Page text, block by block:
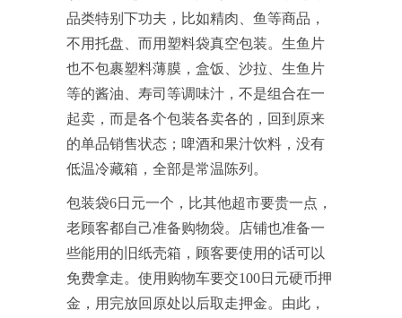
品类特别下功夫，比如精肉、鱼等商品，
不用托盘、而用塑料袋真空包装。生鱼片
也不包裹塑料薄膜，盒饭、沙拉、生鱼片
等的酱油、寿司等调味汁，不是组合在一
起卖，而是各个包装各卖各的，回到原来
的单品销售状态；啤酒和果汁饮料，没有
低温冷藏箱，全部是常温陈列。
包装袋6日元一个，比其他超市要贵一点，
老顾客都自己准备购物袋。店铺也准备一
些能用的旧纸壳箱，顾客要使用的话可以
免费拿走。使用购物车要交100日元硬币押
金，用完放回原处以后取走押金。由此，